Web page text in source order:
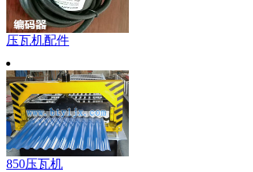
压瓦机配件
850压瓦机